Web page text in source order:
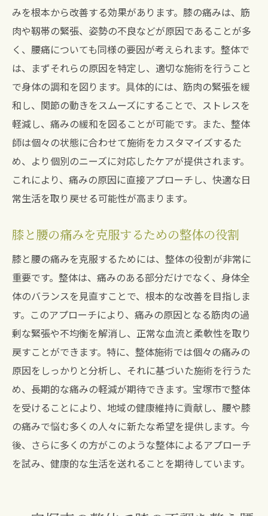
みを根本から改善する効果があります。膝の痛みは、筋
肉や靱帯の緊張、姿勢の不良などが原因であることが多
く、腰痛についても同様の要因が考えられます。整体で
は、まずそれらの原因を特定し、適切な施術を行うこと
で身体の調和を図ります。具体的には、筋肉の緊張を緩
和し、関節の動きをスムーズにすることで、ストレスを
軽減し、痛みの緩和を図ることが可能です。また、整体
師は個々の状態に合わせて施術をカスタマイズするた
め、より個別のニーズに対応したケアが提供されます。
これにより、痛みの原因に直接アプローチし、快適な日
常生活を取り戻せる可能性が高まります。
膝と腰の痛みを克服するための整体の役割
膝と腰の痛みを克服するためには、整体の役割が非常に
重要です。整体は、痛みのある部分だけでなく、身体全
体のバランスを見直すことで、根本的な改善を目指しま
す。このアプローチにより、痛みの原因となる筋肉の過
剰な緊張や不均衡を解消し、正常な血流と柔軟性を取り
戻すことができます。特に、整体施術では個々の痛みの
原因をしっかりと分析し、それに基づいた施術を行うた
め、長期的な痛みの軽減が期待できます。宝塚市で整体
を受けることにより、地域の健康維持に貢献し、腰や膝
の痛みで悩む多くの人々に新たな希望を提供します。今
後、さらに多くの方がこのような整体によるアプローチ
を試み、健康的な生活を送れることを期待しています。